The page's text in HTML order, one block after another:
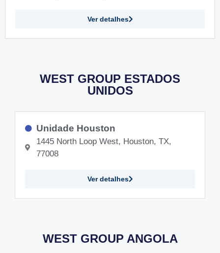
Ver detalhes
WEST GROUP ESTADOS
UNIDOS
Unidade Houston
1445 North Loop West, Houston, TX,
77008
Ver detalhes
WEST GROUP ANGOLA